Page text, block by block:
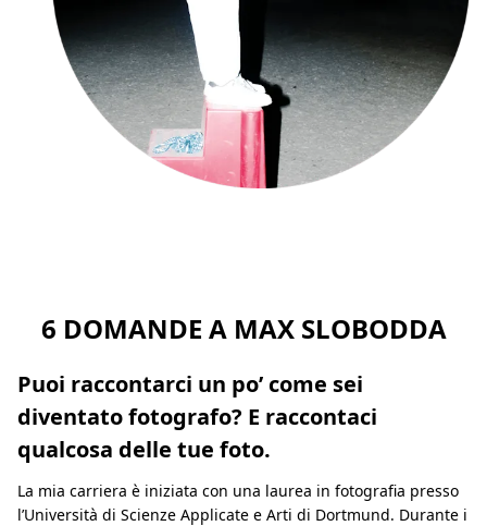
6 DOMANDE A MAX SLOBODDA
Puoi raccontarci un po’ come sei
diventato fotografo? E raccontaci
qualcosa delle tue foto.
La mia carriera è iniziata con una laurea in fotografia presso
l’Università di Scienze Applicate e Arti di Dortmund. Durante i